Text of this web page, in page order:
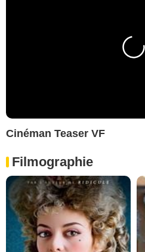
Cinéman Teaser VF
Filmographie